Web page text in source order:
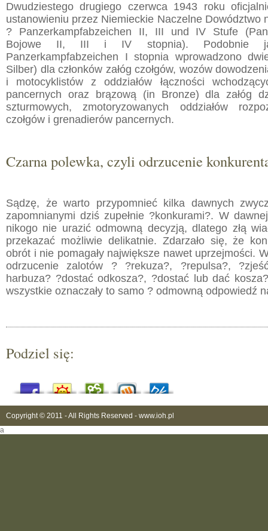
Dwudziestego drugiego czerwca 1943 roku
ustanowieniu przez Niemieckie Naczelne Dowództwo
? Panzerkampfabzeichen II, III und IV Stufe
Bojowe II, III i IV stopnia). Podobnie
Panzerkampfabzeichen I stopnia wprowadzono
Silber) dla członków załóg czołgów, wozów
i motocyklistów z oddziałów łączności
pancernych oraz brązową (in Bronze) dla załóg
szturmowych, zmotoryzowanych oddziałów
czołgów i grenadierów pancernych.
Czarna polewka, czyli odrzucenie
Sądzę, że warto przypomnieć kilka dawnych
zapomnianymi dziś zupełnie ?konkurami?. W
nikogo nie urazić odmowną decyzją, dlatego złą
przekazać możliwie delikatnie. Zdarzało się, że
obrót i nie pomagały największe nawet uprzejmości.
odrzucenie zalotów ? ?rekuza?, ?repulsa?,
harbuza? ?dostać odkosza?, ?dostać lub dać
wszystkie oznaczały to samo ? odmowną odpowiedź
Podziel się:
Copyright © 2011 - All Rights Reserved - www.ioh.pl
a